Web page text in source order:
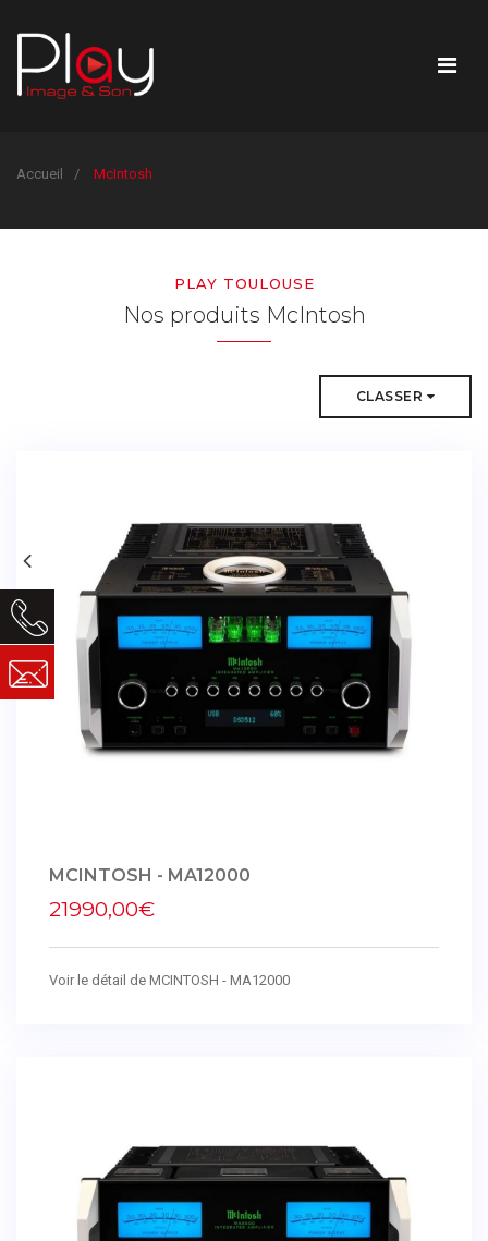
Accueil McIntosh
PLAY TOULOUSE
Nos produits McIntosh
CLASSER
MCINTOSH - MA12000
21990,00€
Voir le détail de MCINTOSH - MA12000